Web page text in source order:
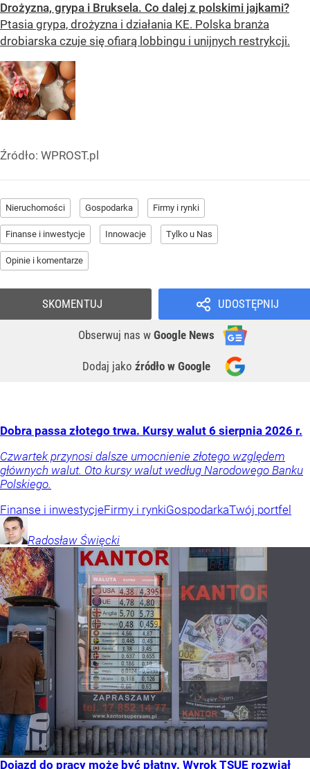
Drożyzna, grypa i Bruksela. Co dalej z polskimi jajkami?
Ptasia grypa, drożyzna i działania KE. Polska branża
drobiarska czuje się ofiarą lobbingu i unijnych restrykcji.
Źródło: WPROST.pl
Nieruchomości Gospodarka Firmy i rynki
Finanse i inwestycje Innowacje Tylko u Nas
Opinie i komentarze
UDOSTĘPNIJ
Obserwuj nas w Google News
Dodaj jako źródło w Google
SKOMENTUJ
Dobra passa złotego trwa. Kursy walut 6 sierpnia 2026 r.
Czwartek przynosi dalsze umocnienie złotego względem
głównych walut. Oto kursy walut według Narodowego Banku
Polskiego.
Finanse i inwestycjeFirmy i rynkiGospodarkaTwój portfel
Radosław Święcki
Dojazd do pracy może być płatny. Wyrok TSUE rozwiał